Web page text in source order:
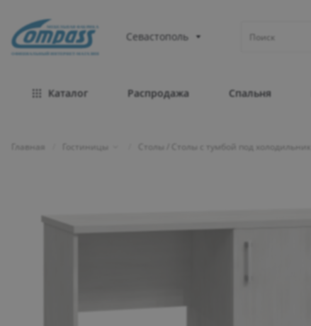
МЕБЕЛЬНАЯ ФАБРИКА
ОФИЦИАЛЬНЫЙ ИНТЕРНЕТ-МАГАЗИН
Севастополь
Каталог Распродажа Спальня
Главная Столы / Столы с тумбой под холодильник